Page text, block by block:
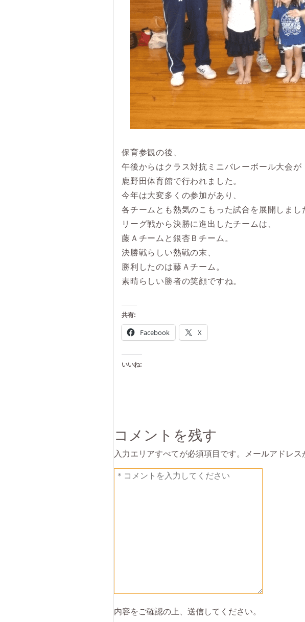
保育参観の後、
午後からはクラス対抗ミニバレーボール大会が
鹿野田体育館で行われました。
今年は大変多くの参加があり、
各チームとも熱気のこもった試合を展開しまし
リーグ戦から決勝に進出したチームは、
藤Ａチームと銀杏Ｂチーム。
決勝戦らしい熱戦の末、
勝利したのは藤Ａチーム。
素晴らしい勝者の笑顔ですね。
共有:
Facebook X
いいね:
コメントを残す
入力エリアすべてが必須項目です。メールアドレス
内容をご確認の上、送信してください。